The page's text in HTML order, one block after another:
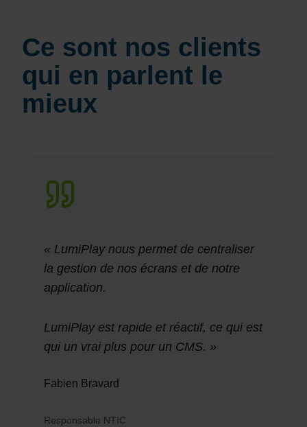
Ce sont nos clients
qui en parlent le
mieux
« LumiPlay nous permet de centraliser
la gestion de nos écrans et de notre
application.
LumiPlay est rapide et réactif, ce qui est
qui un vrai plus pour un CMS. »
Fabien Bravard
Responsable NTIC